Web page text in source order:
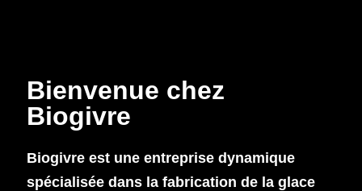
Bienvenue chez
Biogivre
Biogivre est une entreprise dynamique
spécialisée dans la fabrication de la glace